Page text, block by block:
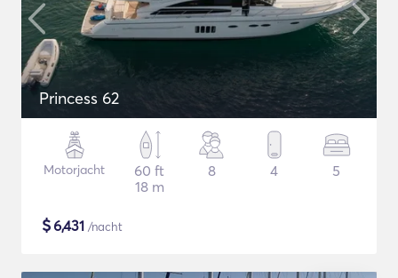
Princess 62
Motorjacht
60 ft
18 m
8 4 5
$6,431 /nacht